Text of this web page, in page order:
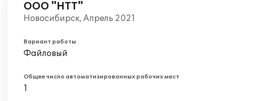
ООО "НТТ"
Новосибирск, Апрель 2021
Вариант работы
Файловый
Общее число автоматизированных рабочих мест
1